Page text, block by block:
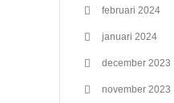
februari 2024
januari 2024
december 2023
november 2023